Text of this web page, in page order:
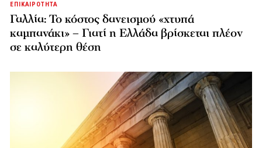
ΕΠΙΚΑΙΡΟΤΗΤΑ
Γαλλία: Το κόστος δανεισμού «χτυπά
καμπανάκι» – Γιατί η Ελλάδα βρίσκεται πλέον
σε καλύτερη θέση